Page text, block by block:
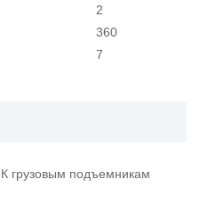
2
360
7
К грузовым подъемникам